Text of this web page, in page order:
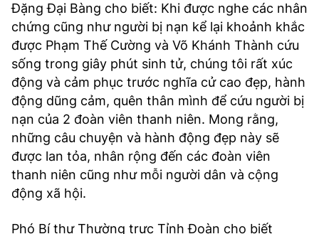
Điện thoại: 024.38254756
MẠNG XÃ HỘI
Đặng Đại Bàng cho biết: Khi được nghe các nhân
chứng cũng như người bị nạn kể lại khoảnh khắc
được Phạm Thế Cường và Võ Khánh Thành cứu
sống trong giây phút sinh tử, chúng tôi rất xúc
động và cảm phục trước nghĩa cử cao đẹp, hành
động dũng cảm, quên thân mình để cứu người bị
nạn của 2 đoàn viên thanh niên. Mong rằng,
những câu chuyện và hành động đẹp này sẽ
được lan tỏa, nhân rộng đến các đoàn viên
thanh niên cũng như mỗi người dân và cộng
động xã hội.
Phó Bí thư Thường trực Tỉnh Đoàn cho biết